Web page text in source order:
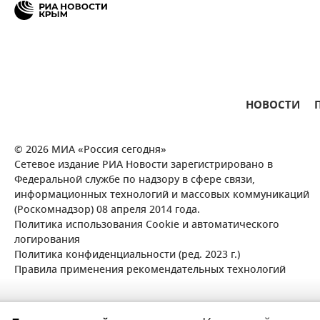
НОВОСТИ
© 2026 МИА «Россия сегодня»
Сетевое издание РИА Новости зарегистрировано в
Федеральной службе по надзору в сфере связи,
информационных технологий и массовых коммуникаций
(Роскомнадзор) 08 апреля 2014 года.
Политика использования Cookie и автоматического
логирования
Политика конфиденциальности (ред. 2023 г.)
Правила применения рекомендательных технологий